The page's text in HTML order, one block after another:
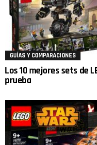
GUÍAS Y COMPARACIONES
Los 10 mejores sets de
prueba